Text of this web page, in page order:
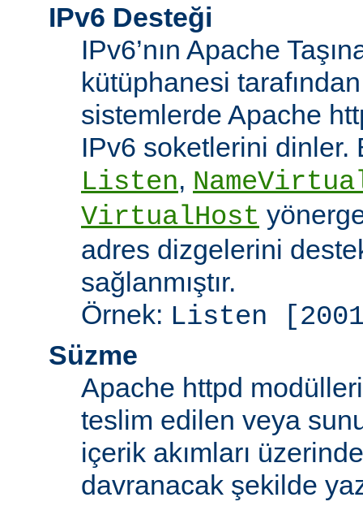
IPv6 Desteği
IPv6’nın Apache
kütüphanesi
sistemlerde Apache
IPv6 soketlerini dinler.
Listen,
VirtualHost
adres dizgelerini
sağlanmıştır.
Örnek: Listen
Süzme
Apache httpd
teslim edilen veya
içerik akımları
davranacak şekilde